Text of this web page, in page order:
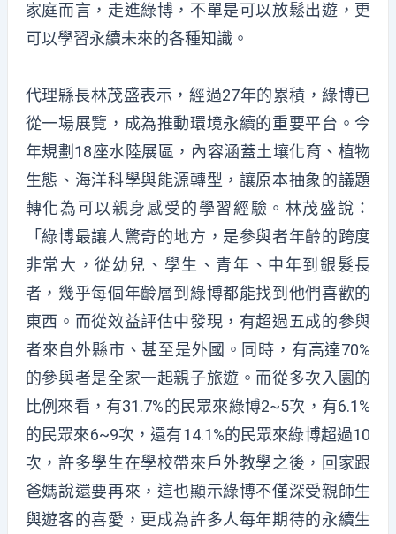
家庭而言，走進綠博，不單是可以放鬆出遊，更
可以學習永續未來的各種知識。
代理縣長林茂盛表示，經過27年的累積，綠博已
從一場展覽，成為推動環境永續的重要平台。今
年規劃18座水陸展區，內容涵蓋土壤化育、植物
生態、海洋科學與能源轉型，讓原本抽象的議題
轉化為可以親身感受的學習經驗。林茂盛說：
「綠博最讓人驚奇的地方，是參與者年齡的跨度
非常大，從幼兒、學生、青年、中年到銀髮長
者，幾乎每個年齡層到綠博都能找到他們喜歡的
東西。而從效益評估中發現，有超過五成的參與
者來自外縣市、甚至是外國。同時，有高達70%
的參與者是全家一起親子旅遊。而從多次入園的
比例來看，有31.7%的民眾來綠博2~5次，有6.1%
的民眾來6~9次，還有14.1%的民眾來綠博超過10
次，許多學生在學校帶來戶外教學之後，回家跟
爸媽說還要再來，這也顯示綠博不僅深受親師生
與遊客的喜愛，更成為許多人每年期待的永續生